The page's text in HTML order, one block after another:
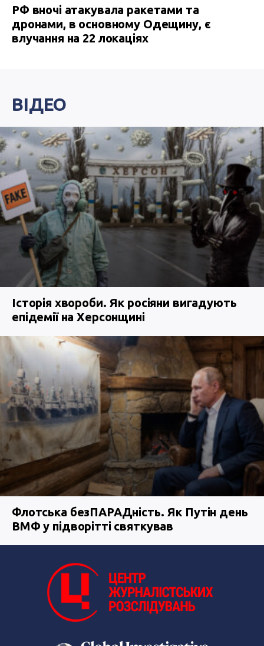
РФ вночі атакувала ракетами та
дронами, в основному Одещину, є
влучання на 22 локаціях
ВІДЕО
Історія хвороби. Як росіяни вигадують
епідемії на Херсонщині
Флотська безПАРАДність. Як Путін день
ВМФ у підворітті святкував